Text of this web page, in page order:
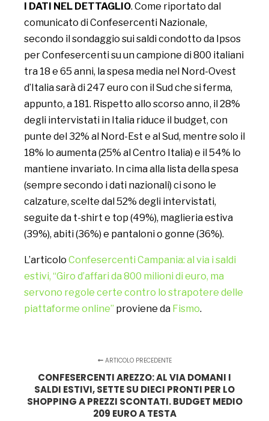
I DATI NEL DETTAGLIO. Come riportato dal
comunicato di Confesercenti Nazionale,
secondo il sondaggio sui saldi condotto da Ipsos
per Confesercenti su un campione di 800 italiani
tra 18 e 65 anni, la spesa media nel Nord-Ovest
d’Italia sarà di 247 euro con il Sud che si ferma,
appunto, a 181. Rispetto allo scorso anno, il 28%
degli intervistati in Italia riduce il budget, con
punte del 32% al Nord-Est e al Sud, mentre solo il
18% lo aumenta (25% al Centro Italia) e il 54% lo
mantiene invariato. In cima alla lista della spesa
(sempre secondo i dati nazionali) ci sono le
calzature, scelte dal 52% degli intervistati,
seguite da t-shirt e top (49%), maglieria estiva
(39%), abiti (36%) e pantaloni o gonne (36%).
L’articolo Confesercenti Campania: al via i saldi
estivi, “Giro d’affari da 800 milioni di euro, ma
servono regole certe contro lo strapotere delle
piattaforme online” proviene da Fismo.
ARTICOLO PRECEDENTE
CONFESERCENTI AREZZO: AL VIA DOMANI I
SALDI ESTIVI, SETTE SU DIECI PRONTI PER LO
SHOPPING A PREZZI SCONTATI. BUDGET MEDIO
209 EURO A TESTA